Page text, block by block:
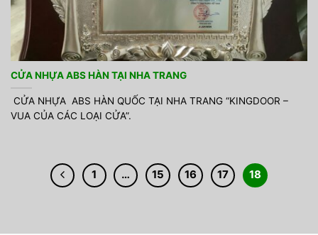
CỬA NHỰA ABS HÀN TẠI NHA TRANG
CỬA NHỰA ABS HÀN QUỐC TẠI NHA TRANG “KINGDOOR –
VUA CỦA CÁC LOẠI CỬA”.
1 … 15 16 17 18